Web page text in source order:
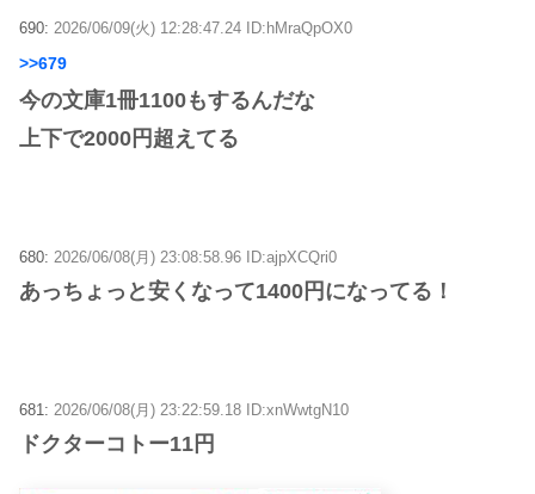
690: 2026/06/09(火) 12:28:47.24 ID:hMraQpOX0
>>679
今の文庫1冊1100もするんだな
上下で2000円超えてる
680: 2026/06/08(月) 23:08:58.96 ID:ajpXCQri0
あっちょっと安くなって1400円になってる！
681: 2026/06/08(月) 23:22:59.18 ID:xnWwtgN10
ドクターコトー11円